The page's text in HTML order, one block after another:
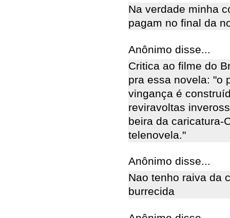
Na verdade minha
pagam no final da
Anônimo disse...
Critica ao filme do
pra essa novela: "o
vingança é
reviravoltas
beira da caricatura-
telenovela."
Anônimo disse...
Nao tenho raiva da
burrecida